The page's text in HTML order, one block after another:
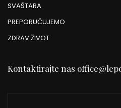
SVAŠTARA
PREPORUČUJEMO
ZDRAV ŽIVOT
Kontaktirajte nas